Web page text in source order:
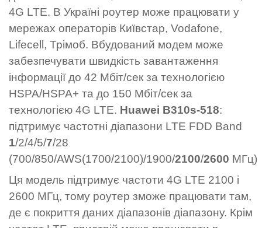
4G LTE. В Україні роутер може працювати у
мережах операторів Київстар, Vodafone,
Lifecell, Трімоб. Вбудований модем може
забезпечувати швидкість завантаження
інформації до 42 Мбіт/сек за технологією
HSPA/HSPA+ та до 150 Мбіт/сек за
технологією 4G LTE. Huawei B310s-518:
підтримує частотні діапазони LTE FDD Band
1/2/4/5/7/28
(700/850/AWS(1700/2100)/1900/2100/2600 МГц)
Ця модель підтримує частоти 4G LTE 2100 і
2600 МГц, тому роутер зможе працювати там,
де є покриття даних діапазонів діапазону. Крім